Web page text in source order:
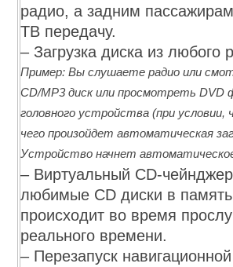
радио, а задним
ТВ передачу.
– Загрузка диска из любого
Пример: Вы слушаете радио или
CD/MP3 диск или просмотреть
головного устройства (при
чего произойдет автоматическая
Устройство начнет автоматическое
– Виртуальный CD-
любимые CD диски в память
происходит во время
реального времени.
– Перезапуск